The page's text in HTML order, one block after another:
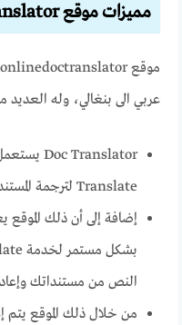
مميزات موقع onlinedoctranslator
موقع onlinedoctranslator يعتبر من
عربي الى بنغالي، وله العديد
Translate لترجمة المستندات الخاصة بك.
إضافة إلى أن ذلك الموقع
النص من مستنداتك
من خلال ذلك الموقع يتم